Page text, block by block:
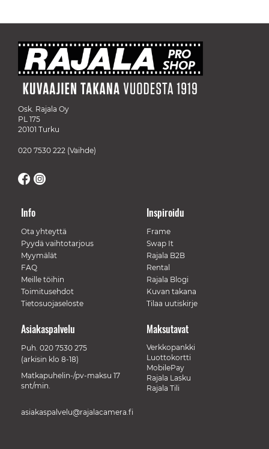
Osk. Rajala Oy
PL 175
20101 Turku
020 7530 222 (Vaihde)
Info
Ota yhteyttä
Pyydä vaihtotarjous
Myymälät
FAQ
Meille töihin
Toimitusehdot
Tietosuojaseloste
Inspiroidu
Frame
Swap It
Rajala B2B
Rental
Rajala Blogi
Kuvan takana
Tilaa uutiskirje
Maksutavat
Verkkopankki
Luottokortti
MobilePay
Rajala Lasku
Rajala Tili
Asiakaspalvelu
Puh. 020 7530 275
(arkisin klo 8-18)
Matkapuhelin-/pv-maksu 17
snt/min.
asiakaspalvelu@rajalacamera.fi